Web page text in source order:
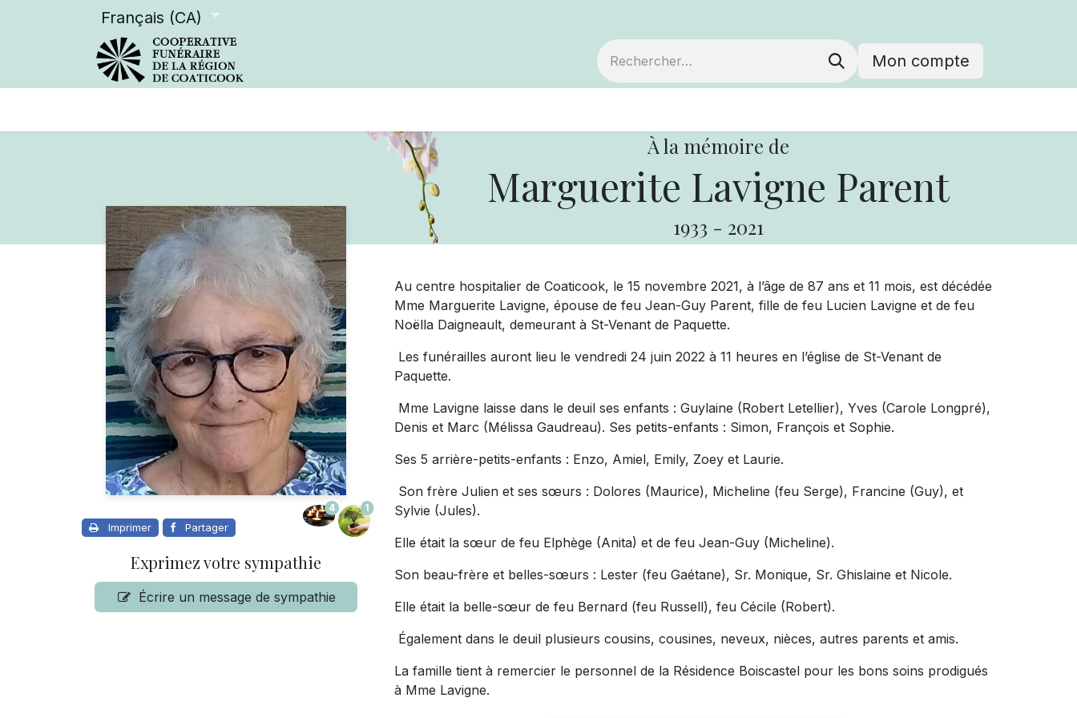
Français (CA)
Mon compte
À la mémoire de
Marguerite Lavigne Parent
1933 - 2021
Imprimer Partager
4 1
Exprimez votre sympathie
Écrire un message de sympathie
Au centre hospitalier de Coaticook, le 15 novembre 2021, à l’âge de 87 ans et 11 mois, est décédée
Mme Marguerite Lavigne, épouse de feu Jean-Guy Parent, fille de feu Lucien Lavigne et de feu
Noëlla Daigneault, demeurant à St-Venant de Paquette.
Les funérailles auront lieu le vendredi 24 juin 2022 à 11 heures en l’église de St-Venant de
Paquette.
Mme Lavigne laisse dans le deuil ses enfants : Guylaine (Robert Letellier), Yves (Carole Longpré),
Denis et Marc (Mélissa Gaudreau). Ses petits-enfants : Simon, François et Sophie.
Ses 5 arrière-petits-enfants : Enzo, Amiel, Emily, Zoey et Laurie.
Son frère Julien et ses sœurs : Dolores (Maurice), Micheline (feu Serge), Francine (Guy), et
Sylvie (Jules).
Elle était la sœur de feu Elphège (Anita) et de feu Jean-Guy (Micheline).
Son beau-frère et belles-sœurs : Lester (feu Gaétane), Sr. Monique, Sr. Ghislaine et Nicole.
Elle était la belle-sœur de feu Bernard (feu Russell), feu Cécile (Robert).
Également dans le deuil plusieurs cousins, cousines, neveux, nièces, autres parents et amis.
La famille tient à remercier le personnel de la Résidence Boiscastel pour les bons soins prodigués
à Mme Lavigne.